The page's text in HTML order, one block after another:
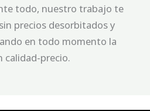
todo, nuestro trabajo te
precios desorbitados y
en todo momento la
calidad-precio.